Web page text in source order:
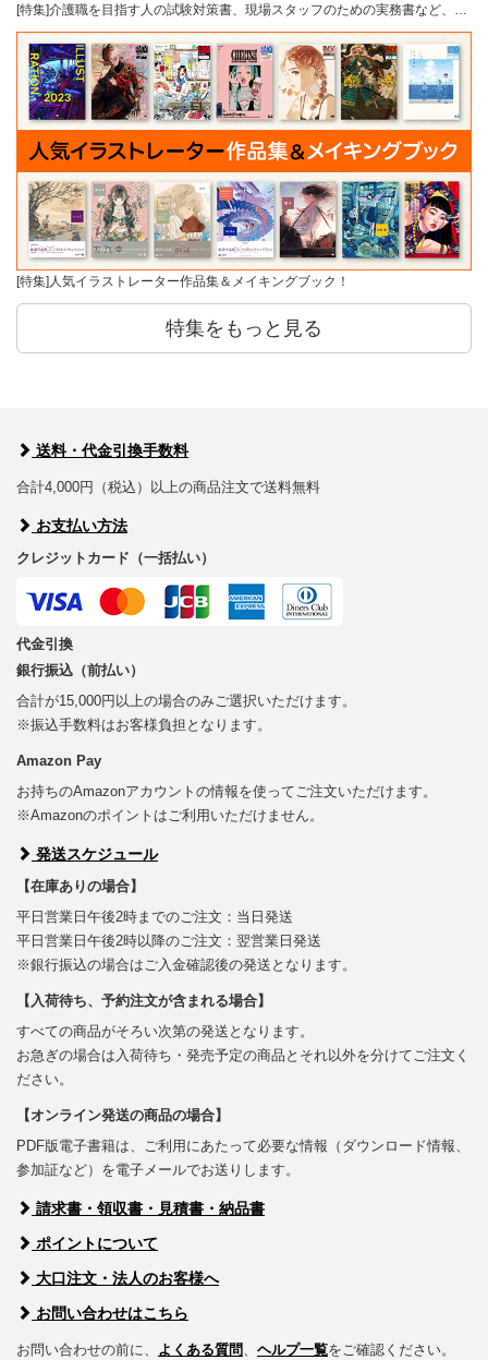
[特集]介護職を目指す人の試験対策書、現場スタッフのための実務書など、…
[特集]人気イラストレーター作品集＆メイキングブック！
特集をもっと見る
送料・代金引換手数料
合計4,000円（税込）以上の商品注文で送料無料
お支払い方法
クレジットカード（一括払い）
代金引換
銀行振込（前払い）
合計が15,000円以上の場合のみご選択いただけます。
※振込手数料はお客様負担となります。
Amazon Pay
お持ちのAmazonアカウントの情報を使ってご注文いただけます。
※Amazonのポイントはご利用いただけません。
発送スケジュール
【在庫ありの場合】
平日営業日午後2時までのご注文：当日発送
平日営業日午後2時以降のご注文：翌営業日発送
※銀行振込の場合はご入金確認後の発送となります。
【入荷待ち、予約注文が含まれる場合】
すべての商品がそろい次第の発送となります。
お急ぎの場合は入荷待ち・発売予定の商品とそれ以外を分けてご注文く
ださい。
【オンライン発送の商品の場合】
PDF版電子書籍は、ご利用にあたって必要な情報（ダウンロード情報、
参加証など）を電子メールでお送りします。
請求書・領収書・見積書・納品書
ポイントについて
大口注文・法人のお客様へ
お問い合わせはこちら
お問い合わせの前に、 よくある質問、 ヘルプ一覧をご確認ください。